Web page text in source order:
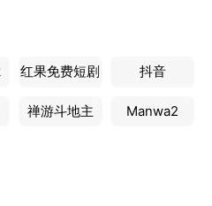
填报等全场景覆盖
教学服务法打造多维进阶体
红果免费短剧 抖音
禅游斗地主 Manwa2